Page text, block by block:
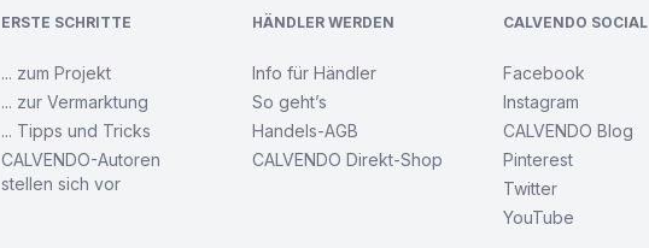
ERSTE SCHRITTE
... zum Projekt
... zur Vermarktung
... Tipps und Tricks
CALVENDO-Autoren
stellen sich vor
HÄNDLER WERDEN
Info für Händler
So geht’s
Handels-AGB
CALVENDO Direkt-Shop
CALVENDO SOCIAL
Facebook
Instagram
CALVENDO Blog
Pinterest
Twitter
YouTube